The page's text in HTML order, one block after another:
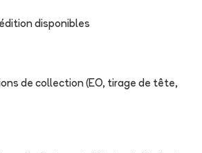
édition disponibles
de collection (EO, tirage de tête,